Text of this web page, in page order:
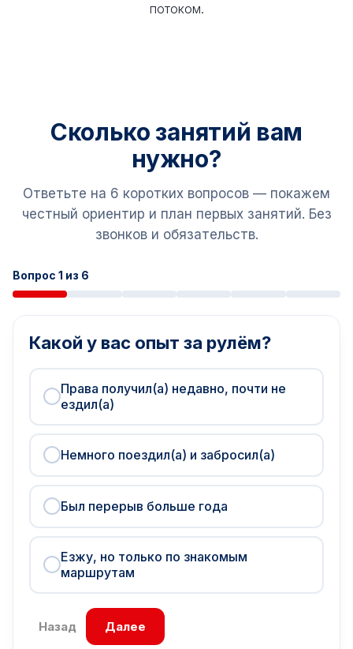
потоком.
Сколько занятий вам
нужно?
Ответьте на 6 коротких вопросов — покажем
честный ориентир и план первых занятий. Без
звонков и обязательств.
Вопрос 1 из 6
Какой у вас опыт за рулём?
Права получил(а) недавно, почти не
ездил(а)
Немного поездил(а) и забросил(а)
Был перерыв больше года
Езжу, но только по знакомым
маршрутам
Назад Далее